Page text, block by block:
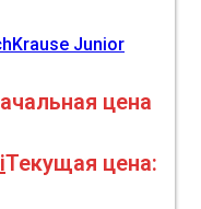
Junior
цена
Текущая цена: